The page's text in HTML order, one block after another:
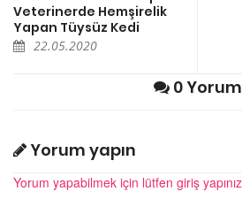
Veterinerde Hemşirelik
Yapan Tüysüz Kedi
22.05.2020
0 Yorum
Yorum yapın
Yorum yapabilmek için lütfen giriş